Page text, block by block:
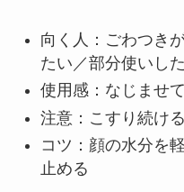
向く人：ごわつき
たい／部分使いし
使用感：なじませ
注意：こすり続け
コツ：顔の水分を
止める